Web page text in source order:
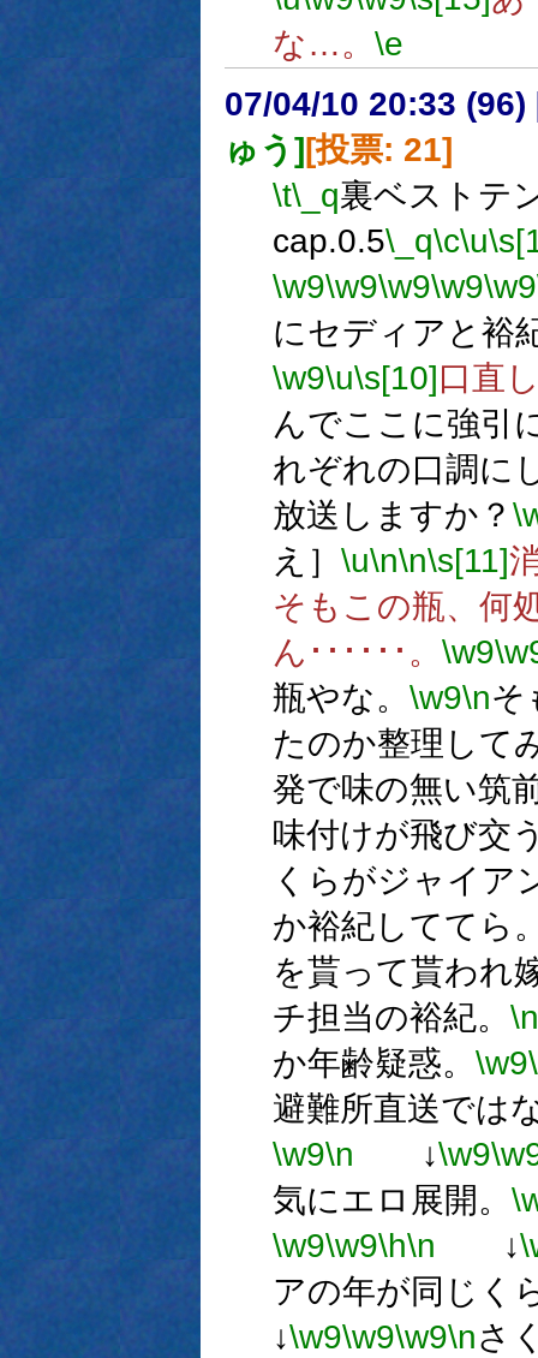
な…。 \e
07/04/10 20:33 (96)
ゅう] [投票: 21]
\t\_q裏ベストテ
cap.0.5\_q\c\u
\w9\w9\w9\w9\w9
にセディアと裕
\w9\u\s[10] 口直
んでここに強引
れぞれの口調に
放送しますか？
え］ \u\n\n\s[11]
そもこの瓶、何
ん･･････。 \w9
瓶やな。 \w9\nそ
たのか整理して
発で味の無い筑
味付けが飛び交
くらがジャイア
か裕紀しててら
を貰って貰われ
チ担当の裕紀。 \n
か年齢疑惑。 \w9
避難所直送では
\w9\n ↓\w9
気にエロ展開。
\w9\w9\h\n ↓
アの年が同じく
↓\w9\w9\w9\nさ